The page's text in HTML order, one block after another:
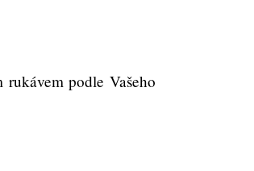
podle Vašeho